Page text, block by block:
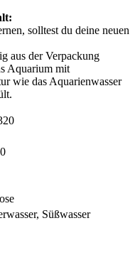
solltest du deine neuen
aus der Verpackung
Aquarium mit
wie das Aquarienwasser
Süßwasser